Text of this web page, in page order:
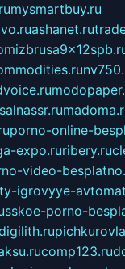
mysmartbuy.ru
ashanet.ru
porno-online-
expo.ruribery.ru
video-
igrovyye-
porno-
comp123.ru